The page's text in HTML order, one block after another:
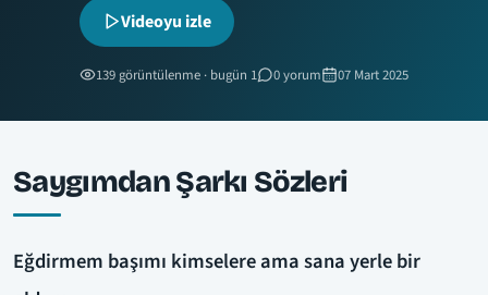
Videoyu izle
139 görüntülenme · bugün 1 0 yorum 07 Mart 2025
Saygımdan Şarkı Sözleri
Eğdirmem başımı kimselere ama sana yerle bir